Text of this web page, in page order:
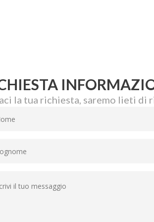
la tua richiesta, saremo lieti di